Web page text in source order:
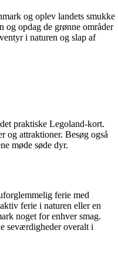
og oplev landets smukke
og opdag de grønne områder
i naturen og slap af
praktiske Legoland-kort.
og attraktioner. Besøg også
møde søde dyr.
ferie med
ferie i naturen eller en
noget for enhver smag.
seværdigheder overalt i